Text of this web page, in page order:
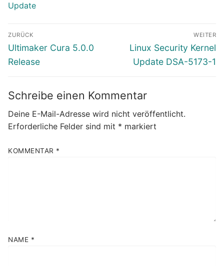
Update
Beitragsnavigation
ZURÜCK
Vorheriger
Beitrag:
Ultimaker Cura 5.0.0
Release
WEITER
Nächster
Beitrag:
Linux Security Kernel
Update DSA-5173-1
Schreibe einen Kommentar
Deine E-Mail-Adresse wird nicht veröffentlicht.
Erforderliche Felder sind mit * markiert
KOMMENTAR *
NAME *